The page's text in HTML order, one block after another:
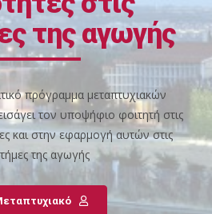
της αγωγής
πρόγραμμα μεταπτυχιακών
τον υποψήφιο φοιτητή στις
και στην εφαρμογή αυτών στις
της αγωγής